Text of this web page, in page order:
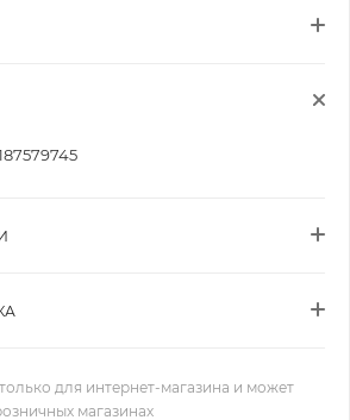
для интернет-магазина и может
магазинах